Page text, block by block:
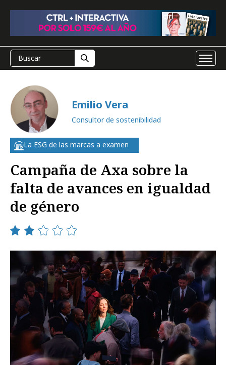
Emilio Vera
Consultor de sostenibilidad
La ESG de las marcas a examen
Campaña de Axa sobre la
falta de avances en igualdad
de género